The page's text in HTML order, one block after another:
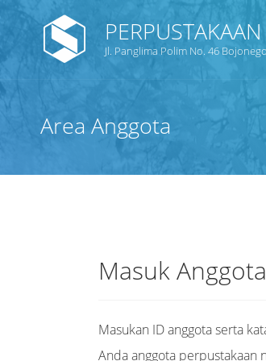
Jl. Panglima Polim No. 46
Area Anggota
Masuk
Masukan ID anggota serta
Anda anggota perpustakaan